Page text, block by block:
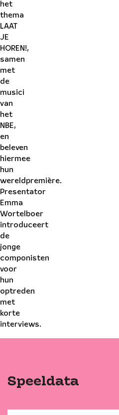
het
thema
LAAT
JE
HOREN!,
samen
met
de
musici
van
het
NBE,
en
beleven
hiermee
hun
wereldpremière.
Presentator
Emma
Wortelboer
introduceert
de
jonge
componisten
voor
hun
optreden
met
korte
interviews.
Speeldata